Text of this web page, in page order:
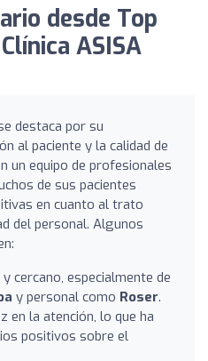
desde Top
ASISA
destaca por su
al paciente y la calidad de
un equipo de profesionales
de sus pacientes
en cuanto al trato
del personal. Algunos
cercano, especialmente de
y personal como Roser.
en la atención, lo que ha
positivos sobre el